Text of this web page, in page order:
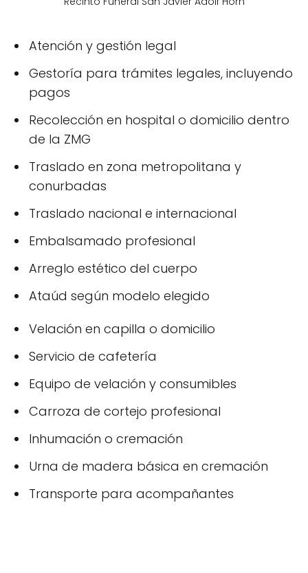
Atención y gestión legal
Gestoría para trámites legales, incluyendo
pagos
Recolección en hospital o domicilio dentro
de la ZMG
Traslado en zona metropolitana y
conurbadas
Traslado nacional e internacional
Embalsamado profesional
Arreglo estético del cuerpo
Ataúd según modelo elegido
Velación en capilla o domicilio
Servicio de cafetería
Equipo de velación y consumibles
Carroza de cortejo profesional
Inhumación o cremación
Urna de madera básica en cremación
Transporte para acompañantes